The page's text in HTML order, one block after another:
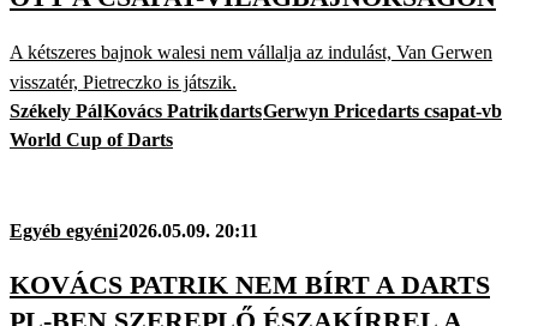
A kétszeres bajnok walesi nem vállalja az indulást, Van Gerwen
visszatér, Pietreczko is játszik.
Székely PálKovács PatrikdartsGerwyn Pricedarts csapat-vb
World Cup of Darts
Egyéb egyéni2026.05.09. 20:11
KOVÁCS PATRIK NEM BÍRT A DARTS